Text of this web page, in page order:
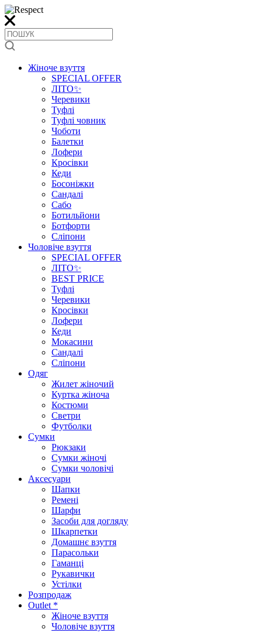
Жіноче взуття
SPECIAL OFFER
ЛІТО✨
Черевики
Туфлі
Туфлі човник
Чоботи
Балетки
Лофери
Кросівки
Кеди
Босоніжки
Сандалі
Сабо
Ботильйони
Ботфорти
Сліпони
Чоловіче взуття
SPECIAL OFFER
ЛІТО✨
BEST PRICE
Туфлі
Черевики
Кросівки
Лофери
Кеди
Мокасини
Сандалі
Сліпони
Одяг
Жилет жіночий
Куртка жіноча
Костюми
Светри
Футболки
Сумки
Рюкзаки
Сумки жіночі
Сумки чоловічі
Аксеcуари
Шапки
Ремені
Шарфи
Засоби для догляду
Шкарпетки
Домашнє взуття
Парасольки
Гаманці
Рукавички
Устілки
Розпродаж
Outlet *
Жіноче взуття
Чоловіче взуття